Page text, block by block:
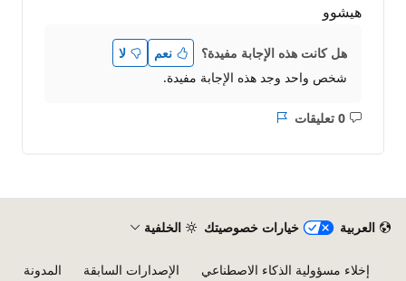
هيشوو
هل كانت هذه الإجابة مفيدة؟ نعم
لا
شخص واحد وجد هذه الإجابة مفيدة.
0 تعليقات ليست
التقرير
العربية خيارات خصوصيتك الخلفية
إخلاء مسؤولية الذكاء الاصطناعي الإصدارات السابقة المدونة